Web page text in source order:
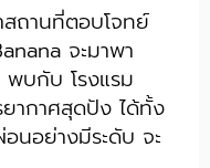
สถานที่ตอบโจทย์
จะมาพา
บกับ โรงแรม
ากาศสุดปัง ได้ทั้ง
นอย่างมีระดับ จะ